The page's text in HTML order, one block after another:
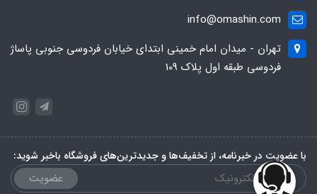
info@omashin.com
تهران - میدان امام خمینی ابتدای خیابان فردوسی جنوبی پاساژ
فردوسی طبقه اول پلاک 109
با عضویت در خبرنامه، از تخفیف‌ها و جدیدترین‌های فروشگاه باخبر شوید:
عضویت